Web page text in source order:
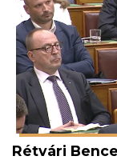
Rétvári